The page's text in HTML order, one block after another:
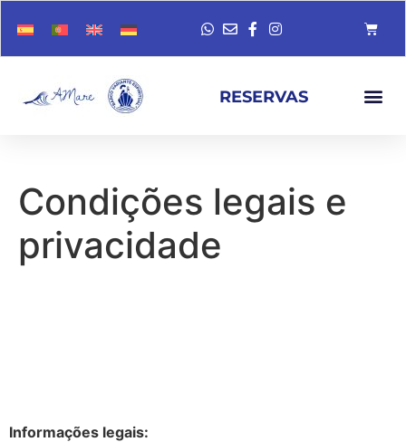
RESERVAS
Condições legais e
privacidade
Informações legais: